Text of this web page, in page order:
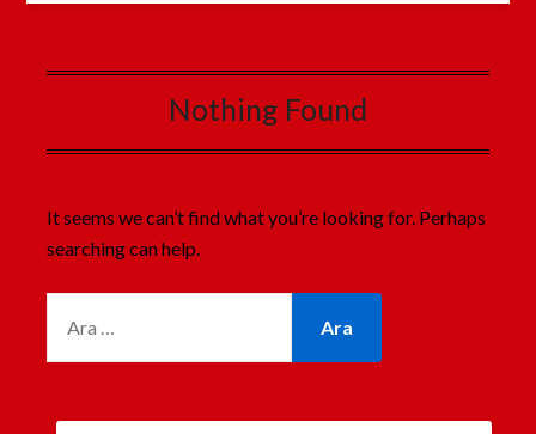
Nothing Found
It seems we can’t find what you’re looking for. Perhaps
searching can help.